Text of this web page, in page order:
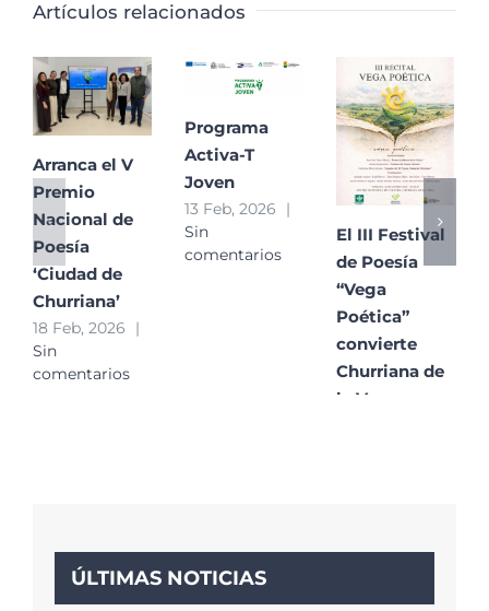
Artículos relacionados
Arranca el V
Premio
Nacional de
Poesía
‘Ciudad de
Churriana’
18 Feb, 2026
|
Sin
comentarios
Programa
Activa-T
Joven
13 Feb, 2026
|
Sin
comentarios
El III Festival
de Poesía
“Vega
Poética”
convierte
Churriana de
la Vega en un
Sin
ÚLTIMAS NOTICIAS